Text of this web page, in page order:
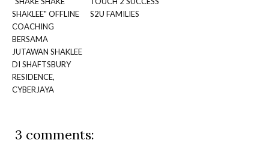
SHAKLEE" OFFLINE
COACHING
BERSAMA
JUTAWAN SHAKLEE
DI SHAFTSBURY
RESIDENCE,
CYBERJAYA
S2U FAMILIES
3 comments: